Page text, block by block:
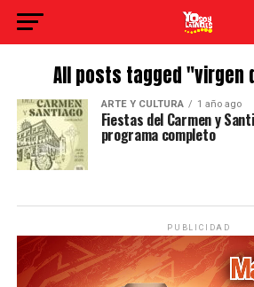
All posts tagged "virgen
ARTE Y CULTURA 1 año ago
Fiestas del Carmen y
programa completo
PUBLICIDAD